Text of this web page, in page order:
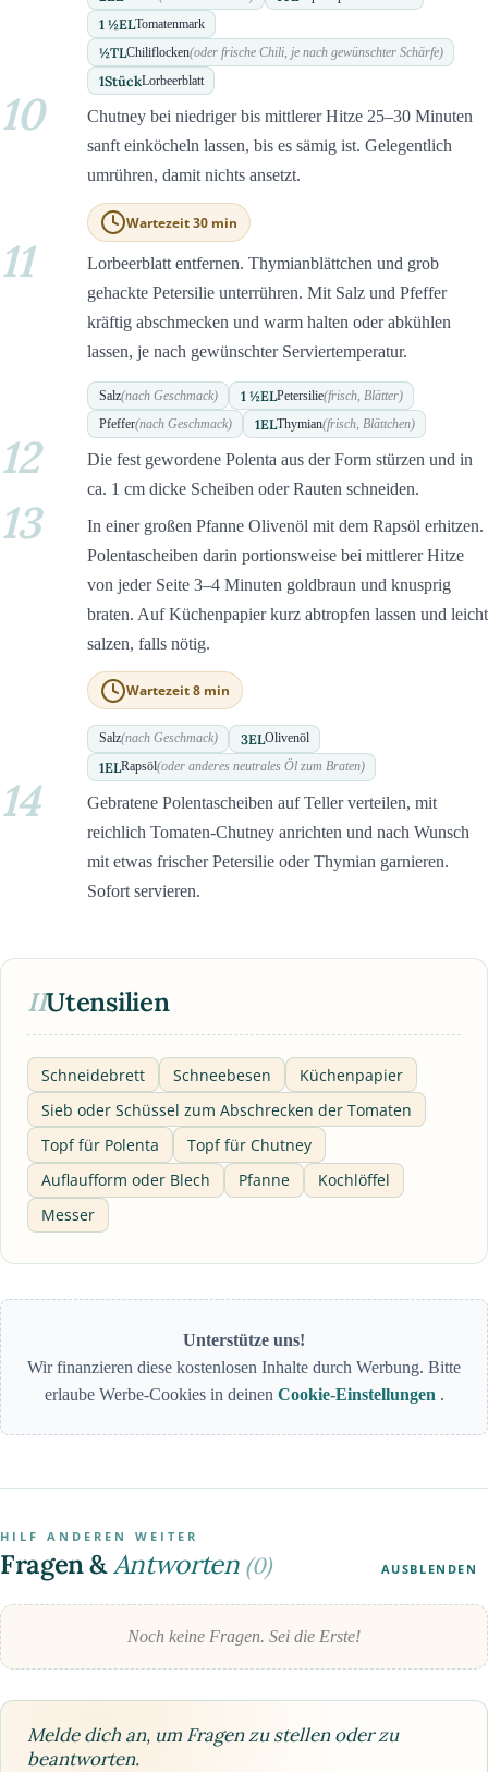
1 ½ELTomatenmark
½TLChiliflocken(oder frische Chili, je nach gewünschter Schärfe)
1StückLorbeerblatt
10
Chutney bei niedriger bis mittlerer Hitze 25–30 Minuten
sanft einköcheln lassen, bis es sämig ist. Gelegentlich
umrühren, damit nichts ansetzt.
Wartezeit 30 min
11
Lorbeerblatt entfernen. Thymianblättchen und grob
gehackte Petersilie unterrühren. Mit Salz und Pfeffer
kräftig abschmecken und warm halten oder abkühlen
lassen, je nach gewünschter Serviertemperatur.
Salz(nach Geschmack) 1 ½ELPetersilie(frisch, Blätter)
Pfeffer(nach Geschmack) 1ELThymian(frisch, Blättchen)
12
Die fest gewordene Polenta aus der Form stürzen und in
ca. 1 cm dicke Scheiben oder Rauten schneiden.
13
In einer großen Pfanne Olivenöl mit dem Rapsöl erhitzen.
Polentascheiben darin portionsweise bei mittlerer Hitze
von jeder Seite 3–4 Minuten goldbraun und knusprig
braten. Auf Küchenpapier kurz abtropfen lassen und leicht
salzen, falls nötig.
Wartezeit 8 min
Salz(nach Geschmack) 3ELOlivenöl
1ELRapsöl(oder anderes neutrales Öl zum Braten)
14
Gebratene Polentascheiben auf Teller verteilen, mit
reichlich Tomaten-Chutney anrichten und nach Wunsch
mit etwas frischer Petersilie oder Thymian garnieren.
Sofort servieren.
IIUtensilien
Schneidebrett Schneebesen
Küchenpapier
Sieb oder Schüssel zum Abschrecken der Tomaten
Topf für Polenta
Topf für Chutney
Auflaufform oder Blech
Pfanne
Kochlöffel
Messer
Unterstütze uns!
Wir finanzieren diese kostenlosen Inhalte durch Werbung. Bitte
erlaube Werbe-Cookies in deinen Cookie-Einstellungen .
HILF ANDEREN WEITER
Fragen &Antworten (0) AUSBLENDEN
Noch keine Fragen. Sei die Erste!
Melde dich an, um Fragen zu stellen oder zu
beantworten.